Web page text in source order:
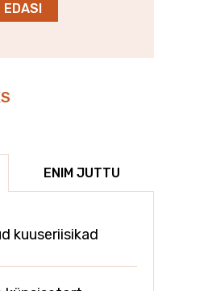
EDASI
ENIM JUTTU
kuuseriisikad